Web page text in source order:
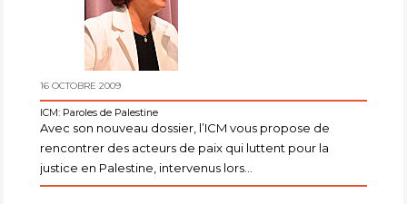
16 OCTOBRE 2009
ICM: Paroles de Palestine
Avec son nouveau dossier, l’ICM vous propose de
rencontrer des acteurs de paix qui luttent pour la
justice en Palestine, intervenus lors...